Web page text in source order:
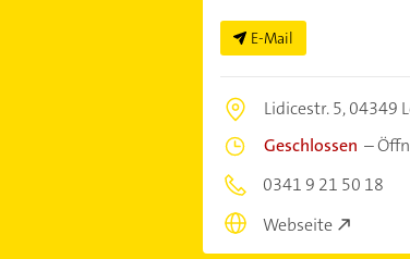
E-Mail
Lidicestr. 5,04349
Geschlossen –
0341 9 21 50 18
Webseite